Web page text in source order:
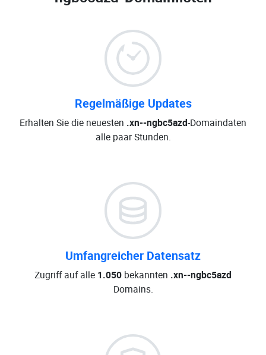
Regelmäßige Updates
Erhalten Sie die neuesten .xn--ngbc5azd-Domaindaten
alle paar Stunden.
Umfangreicher Datensatz
Zugriff auf alle 1.050 bekannten .xn--ngbc5azd
Domains.